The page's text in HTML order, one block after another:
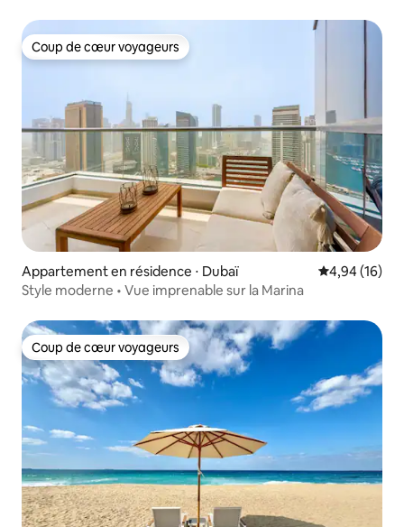
Coup de cœur voyageurs
Coup de cœur voyageurs
Appartement en résidence ⋅ Dubaï Évaluation
4,94 (16)
Style moderne • Vue imprenable sur la Marina
Coup de cœur voyageurs
Coup de cœur voyageurs